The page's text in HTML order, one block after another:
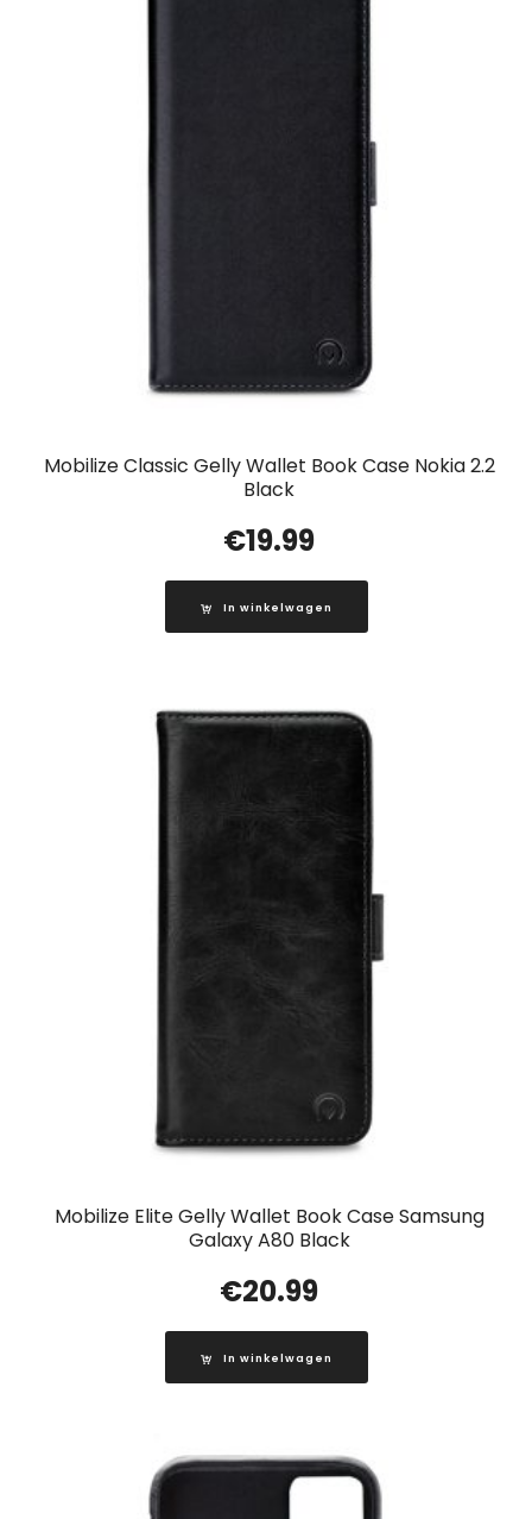
Mobilize Classic Gelly Wallet Book Case Nokia 2.2
Black
€19.99
In winkelwagen
Mobilize Elite Gelly Wallet Book Case Samsung
Galaxy A80 Black
€20.99
In winkelwagen